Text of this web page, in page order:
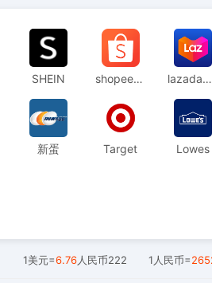
SHEIN shopee入驻 lazada入驻
新蛋 Target Lowes
1美元=6.76人民币222 1人民币=